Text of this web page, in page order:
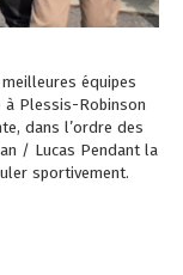
équipes
à Plessis-Robinson
dans l’ordre des
/ Lucas Pendant la
sportivement.